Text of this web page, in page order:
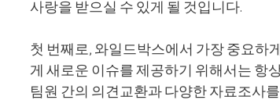
사랑을 받으실 수 있게 될 것입니다.
첫 번째로, 와일드박스에서 가장 중요하
게 새로운 이슈를 제공하기 위해서는 항
팀원 간의 의견교환과 다양한 자료조사